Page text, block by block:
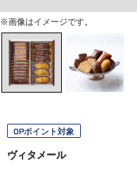
※画像はイメージです。
OPポイント対象
ヴィタメール